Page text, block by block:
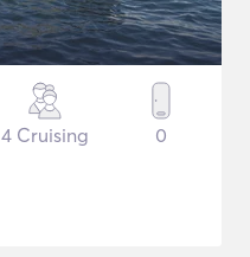
4 Cruising 0